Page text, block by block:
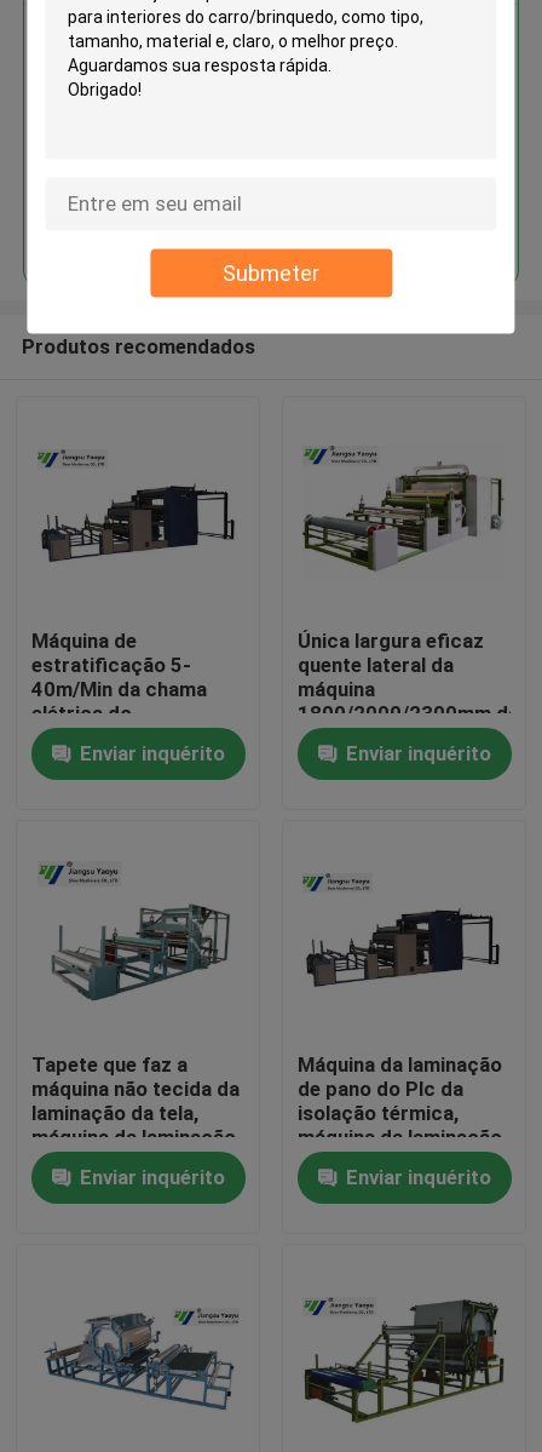
Submeter
Casa
Excursão da fábrica
Controle da qualidade
Contacte-nos
Peça umas citações
Máquina cortando da imprensa hidráulica
Máquina de estratificação de
pano horizontal de dois cilindros
Produtos recomendados
Máquina de
estratificação 5-
40m/Min da chama
elétrica do
aquecimento para a
bagagem/decoração
Enviar inquérito
Única largura eficaz
quente lateral da
máquina
1800/2000/2300mm da
laminação da tela da
chamaEnviar inquérito
Tapete que faz a
máquina não tecida da
laminação da tela,
máquina da laminação
de Eva
Enviar inquérito
Máquina da laminação
de pano do Plc da
isolação térmica,
máquina da laminação
de matéria têxtil
Enviar inquérito